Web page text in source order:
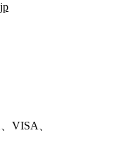
VISA、